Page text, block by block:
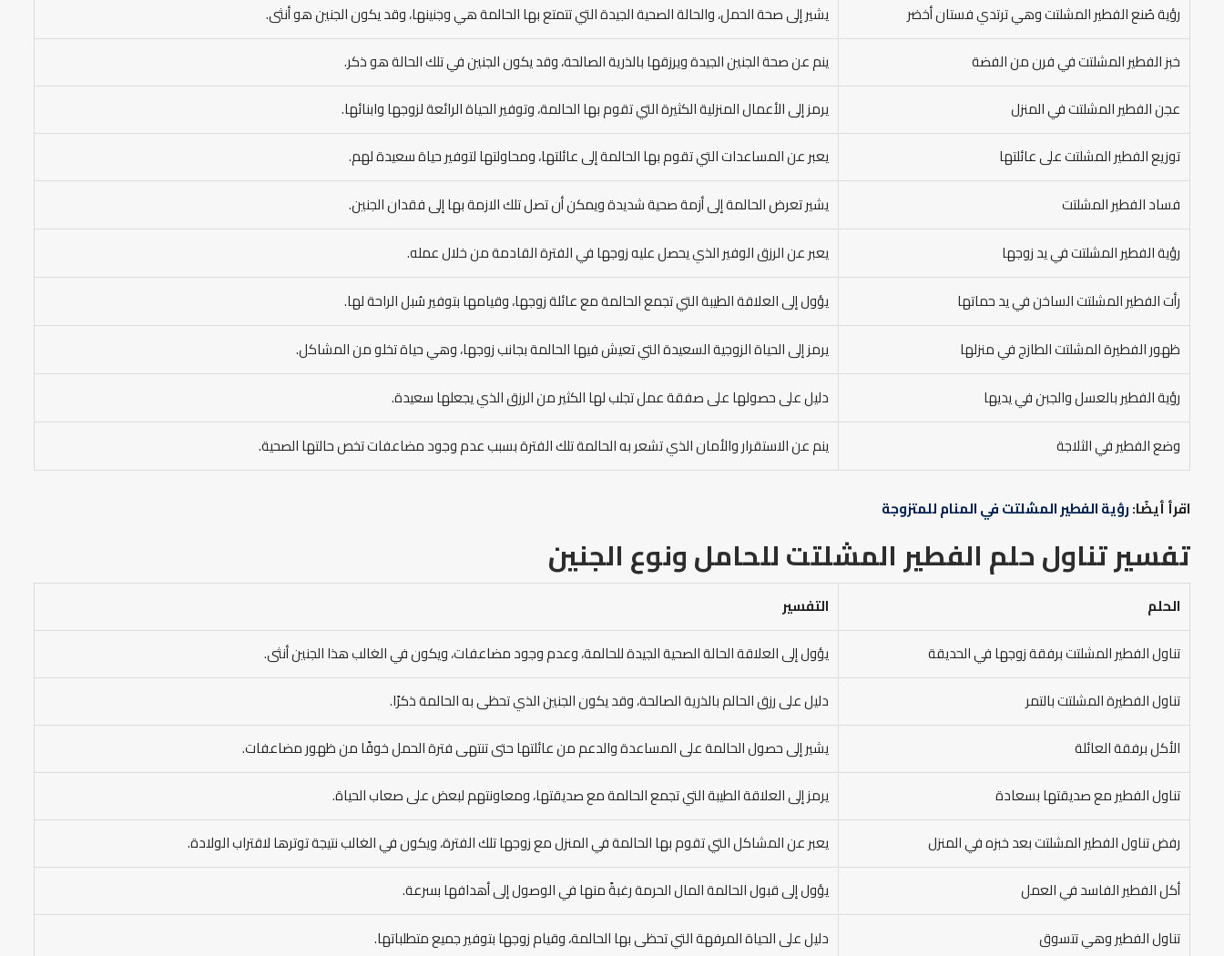
رؤية صُنع الفطير المشلتت وهي ترتدي فستان أخضر
يشير إلى صحة الحمل، والحالة الصحية الجيدة التي تتمتع بها الحالمة هي وجنينها، وقد يكون الجنين هو أنثى.
خبز الفطير المشلتت في فرن من الفضة
ينم عن صحة الجنين الجيدة ويرزقها بالذرية الصالحة، وقد يكون الجنين في تلك الحالة هو ذكر.
عجن الفطير المشلتت في المنزل
يرمز إلى الأعمال المنزلية الكثيرة التي تقوم بها الحالمة، وتوفير الحياة الرائعة لزوجها وابنائها.
توزيع الفطير المشلتت على عائلتها
يعبر عن المساعدات التي تقوم بها الحالمة إلى عائلتها، ومحاولتها لتوفير حياة سعيدة لهم.
فساد الفطير المشلتت
يشير تعرض الحالمة إلى أزمة صحية شديدة ويمكن أن تصل تلك الازمة بها إلى فقدان الجنين.
رؤية الفطير المشلتت في يد زوجها
يعبر عن الرزق الوفير الذي يحصل عليه زوجها في الفترة القادمة من خلال عمله.
رأت الفطير المشلتت الساخن في يد حماتها
يؤول إلى العلاقة الطيبة التي تجمع الحالمة مع عائلة زوجها، وقيامها بتوفير سُبل الراحة لها.
ظهور الفطيرة المشلتت الطازج في منزلها
يرمز إلى الحياة الزوجية السعيدة التي تعيش فيها الحالمة بجانب زوجها، وهي حياة تخلو من المشاكل.
رؤية الفطير بالعسل والجبن في يديها
دليل على حصولها على صفقة عمل تجلب لها الكثير من الرزق الذي يجعلها سعيدة.
وضع الفطير في الثلاجة
ينم عن الاستقرار والأمان الذي تشعر به الحالمة تلك الفترة بسبب عدم وجود مضاعفات تخص حالتها الصحية.
اقرأ أيضًا:رؤية الفطير المشلتت في المنام للمتزوجة
تفسير تناول حلم الفطير المشلتت للحامل ونوع الجنين
الحلم
التفسير
تناول الفطير المشلتت برفقة زوجها في الحديقة
يؤول إلى العلاقة الحالة الصحية الجيدة للحالمة، وعدم وجود مضاعفات، ويكون في الغالب هذا الجنين أنثى.
تناول الفطيرة المشلتت بالتمر
دليل على رزق الحالم بالذرية الصالحة، وقد يكون الجنين الذي تحظى به الحالمة ذكرًا.
الأكل برفقة العائلة
يشير إلى حصول الحالمة على المساعدة والدعم من عائلتها حتى تنتهى فترة الحمل خوفًا من ظهور مضاعفات.
تناول الفطير مع صديقتها بسعادة
يرمز إلى العلاقة الطيبة التي تجمع الحالمة مع صديقتها، ومعاونتهم لبعض على صعاب الحياة.
رفض تناول الفطير المشلتت بعد خبزه في المنزل
يعبر عن المشاكل التي تقوم بها الحالمة في المنزل مع زوجها تلك الفترة، ويكون في الغالب نتيجة توترها لاقتراب الولادة.
أكل الفطير الفاسد في العمل
يؤول إلى قبول الحالمة المال الحرمة رغبةً منها في الوصول إلى أهدافها بسرعة.
تناول الفطير وهي تتسوق
دليل على الحياة المرفهة التي تحظى بها الحالمة، وقيام زوجها بتوفير جميع متطلباتها.